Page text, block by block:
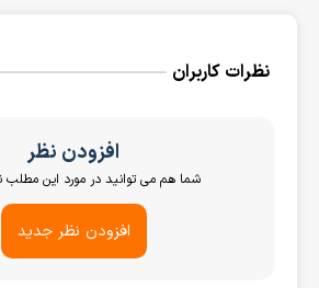
نظرات کاربران
افزودن نظر
شما هم می توانید در مورد این مطلب
افزودن نظر جدید